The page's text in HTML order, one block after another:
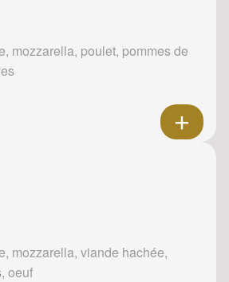
mozzarella, poulet, pommes de
mozzarella, viande hachée,
oeuf